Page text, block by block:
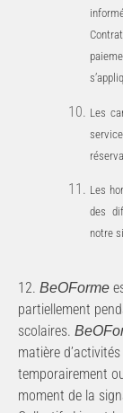
Les
Les
des
notre
12. BeOForme
partiellement
scolaires.
matière d’activités
temporairement
moment de la